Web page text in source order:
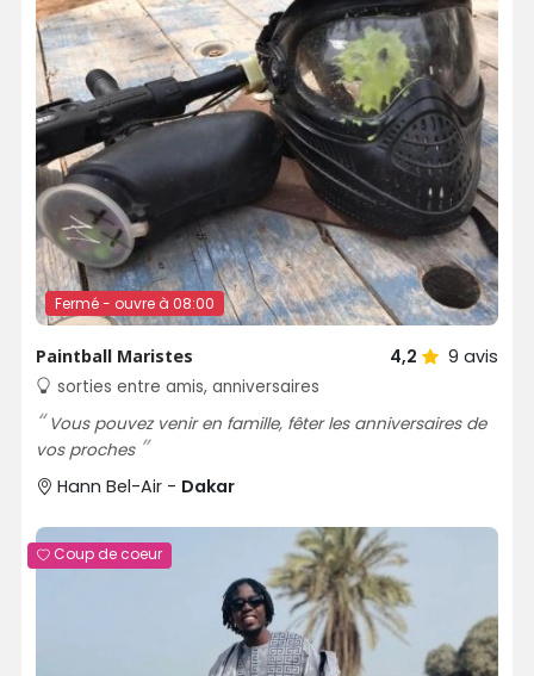
Fermé - ouvre à 08:00
Paintball Maristes 4,2 9 avis
sorties entre amis, anniversaires
Vous pouvez venir en famille, fêter les anniversaires de
vos proches
Hann Bel-Air - Dakar
Coup de coeur